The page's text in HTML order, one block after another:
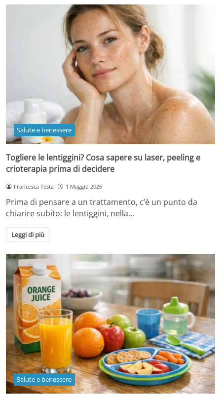
Salute e benessere
Togliere le lentiggini? Cosa sapere su laser, peeling e
crioterapia prima di decidere
Francesca Testa 1 Maggio 2026
Prima di pensare a un trattamento, c’è un punto da
chiarire subito: le lentiggini, nella…
Leggi di più
Salute e benessere